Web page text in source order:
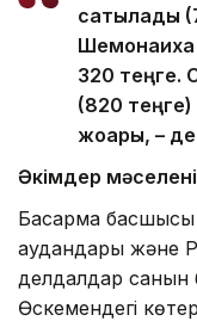
сатылады
Шемонаиха
320 теңге.
(820
жоғары, –
Әкімдер
Басқарма
аудандары және
делдалдар санын
Өскемендегі